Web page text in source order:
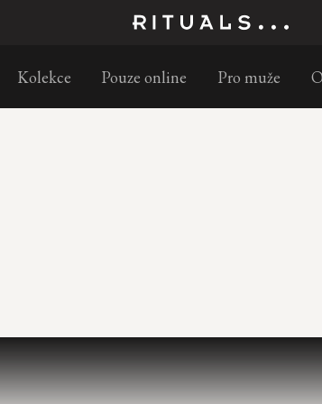
Objednejte do 11:30 a doručíme následující
Kolekce Pouze online Pro muže